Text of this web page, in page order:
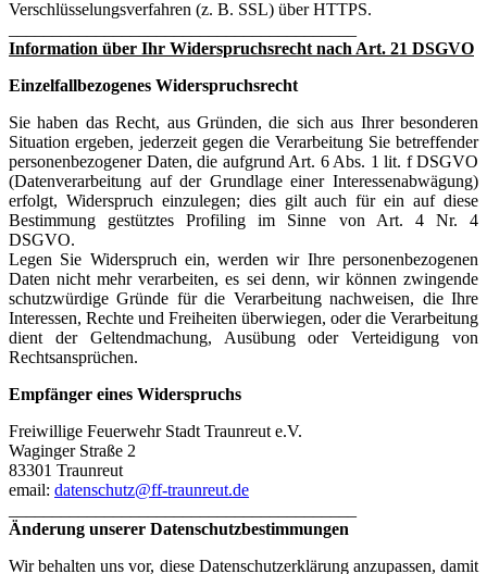
Verschlüsselungsverfahren (z. B. SSL) über HTTPS.
Information über Ihr Widerspruchsrecht nach Art. 21 DSGVO
Einzelfallbezogenes Widerspruchsrecht
Sie haben das Recht, aus Gründen, die sich aus Ihrer besonderen
Situation ergeben, jederzeit gegen die Verarbeitung Sie betreffender
personenbezogener Daten, die aufgrund Art. 6 Abs. 1 lit. f DSGVO
(Datenverarbeitung auf der Grundlage einer Interessenabwägung)
erfolgt, Widerspruch einzulegen; dies gilt auch für ein auf diese
Bestimmung gestütztes Profiling im Sinne von Art. 4 Nr. 4
DSGVO.
Legen Sie Widerspruch ein, werden wir Ihre personenbezogenen
Daten nicht mehr verarbeiten, es sei denn, wir können zwingende
schutzwürdige Gründe für die Verarbeitung nachweisen, die Ihre
Interessen, Rechte und Freiheiten überwiegen, oder die Verarbeitung
dient der Geltendmachung, Ausübung oder Verteidigung von
Rechtsansprüchen.
Empfänger eines Widerspruchs
Freiwillige Feuerwehr Stadt Traunreut e.V.
Waginger Straße 2
83301 Traunreut
email: datenschutz@ff-traunreut.de
Änderung unserer Datenschutzbestimmungen
Wir behalten uns vor, diese Datenschutzerklärung anzupassen, damit